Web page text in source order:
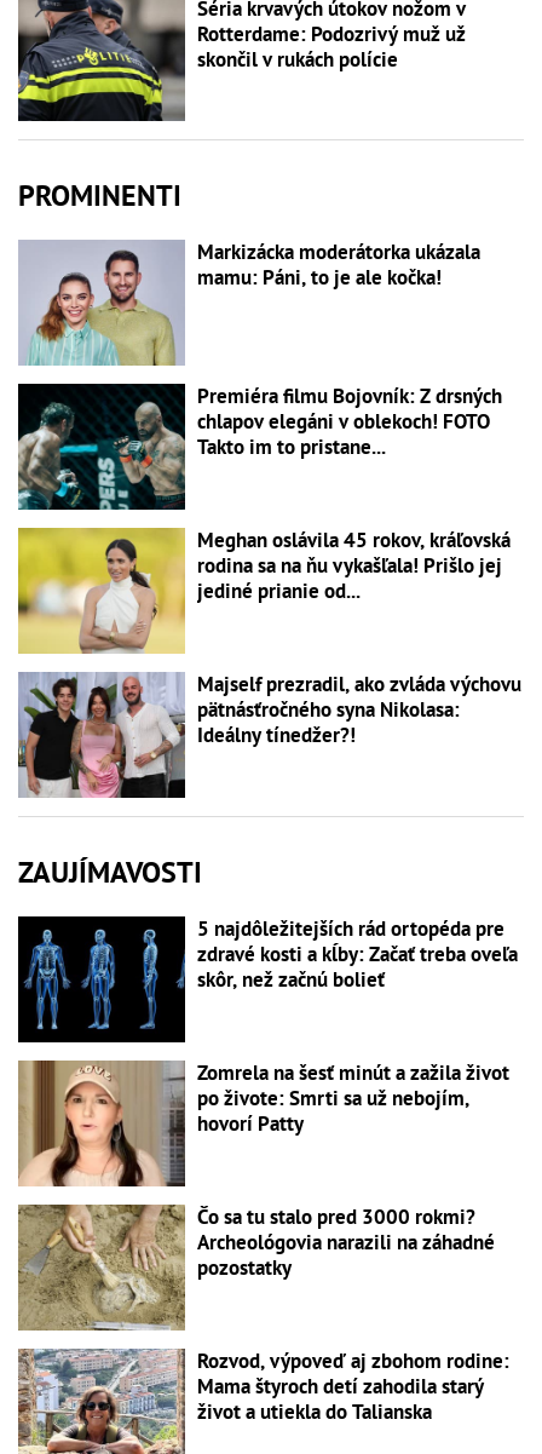
Séria krvavých útokov nožom v
Rotterdame: Podozrivý muž už
skončil v rukách polície
PROMINENTI
Markizácka moderátorka ukázala
mamu: Páni, to je ale kočka!
Premiéra filmu Bojovník: Z drsných
chlapov elegáni v oblekoch! FOTO
Takto im to pristane...
Meghan oslávila 45 rokov, kráľovská
rodina sa na ňu vykašľala! Prišlo jej
jediné prianie od...
Majself prezradil, ako zvláda výchovu
pätnásťročného syna Nikolasa:
Ideálny tínedžer?!
ZAUJÍMAVOSTI
5 najdôležitejších rád ortopéda pre
zdravé kosti a kĺby: Začať treba oveľa
skôr, než začnú bolieť
Zomrela na šesť minút a zažila život
po živote: Smrti sa už nebojím,
hovorí Patty
Čo sa tu stalo pred 3000 rokmi?
Archeológovia narazili na záhadné
pozostatky
Rozvod, výpoveď aj zbohom rodine:
Mama štyroch detí zahodila starý
život a utiekla do Talianska